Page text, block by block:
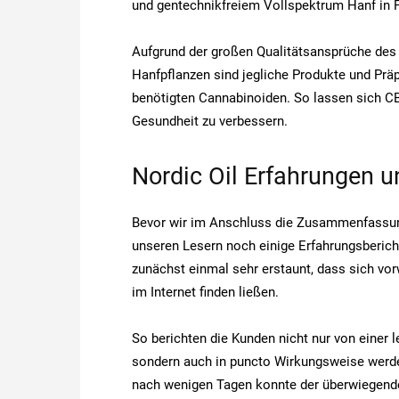
und gentechnikfreiem Vollspektrum Hanf in
Aufgrund der großen Qualitätsansprüche
Hanfpflanzen sind jegliche Produkte und
benötigten Cannabinoiden. So lassen sich
Gesundheit zu verbessern.
Nordic Oil Erfahrungen
Bevor wir im Anschluss die
unseren Lesern noch einige
zunächst einmal sehr erstaunt, dass sich
im Internet finden ließen.
So berichten die Kunden nicht nur von einer
sondern auch in puncto Wirkungsweise
nach wenigen Tagen konnte der